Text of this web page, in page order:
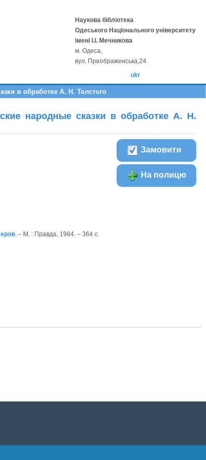
Наукова бібліотека
Одеського Національного університету
імені І.І. Мечникова
м. Одеса,
вул. Преображенська,24
ukr
в обработке А. Н. Толстого
народные сказки в обработке А. Н.
Замовити
На полицю
. – М. : Правда, 1984. – 364 с.